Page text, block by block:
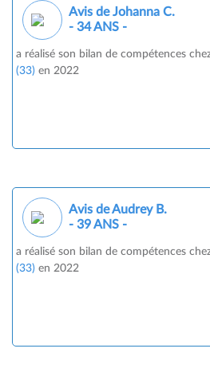
Avis de Johanna C.
- 34 ANS -
a réalisé son bilan de compétences
(33) en 2022
Avis de Audrey B.
- 39 ANS -
a réalisé son bilan de compétences
(33) en 2022